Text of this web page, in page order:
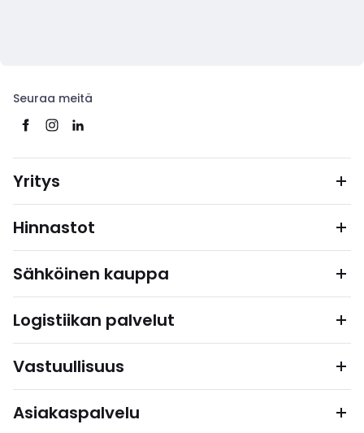
Seuraa meitä
Yritys
Hinnastot
Sähköinen kauppa
Logistiikan palvelut
Vastuullisuus
Asiakaspalvelu